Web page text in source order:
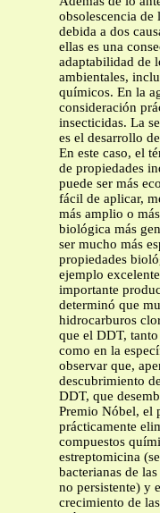
obsolescencia de
debida a dos
ellas es una
adaptabilidad de
ambientales,
químicos. En la
consideración
insecticidas. La
es el desarrollo
En este caso, el
de propiedades
puede ser más
fácil de aplicar,
más amplio o
biológica más
ser mucho más
propiedades
ejemplo
importante
determinó que
hidrocarburos
que el DDT,
como en la
observar que,
descubrimiento
DDT, que
Premio Nóbel, el
prácticamente
compuestos
estreptomicina
bacterianas de
no persistente) y
crecimiento de